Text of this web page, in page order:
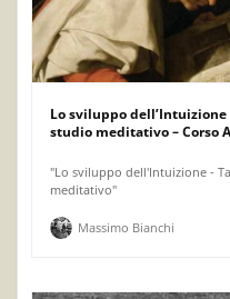
Lo sviluppo
studio meditativo – Corso
"Lo sviluppo dell'Intuizione -
meditativo"
Massimo Bianchi